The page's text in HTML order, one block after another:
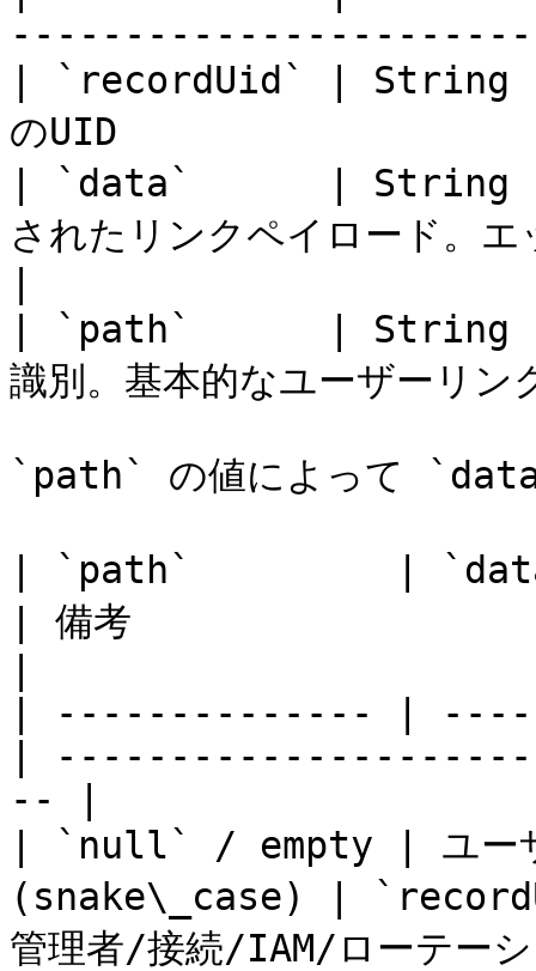
| `recordUid` | String
のUID
| `data`      | String
されたリンクペイロード。
| `path`      | String
識別。基本的なユーザ
`path` の値によって
| `path`         |
| 備考
| -------------- |
|
-- |
| `null` / empty | ユーザ
(snake\_case) |
管理者/接続/IAM/ローテー